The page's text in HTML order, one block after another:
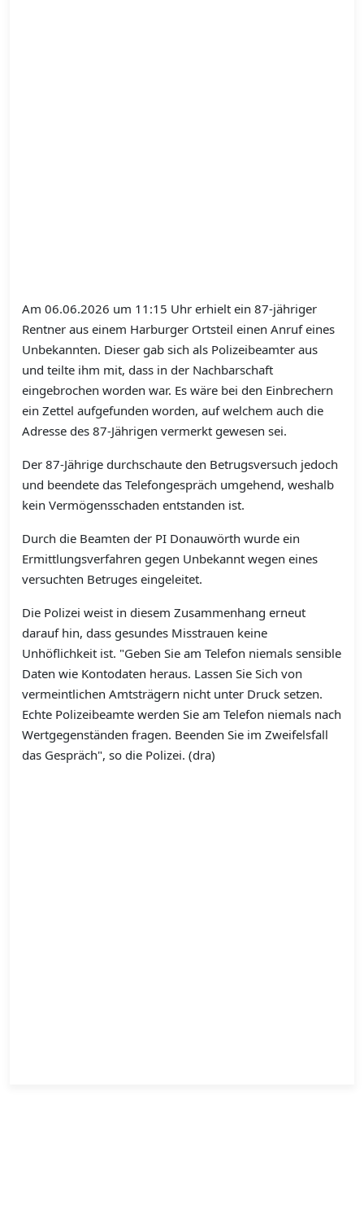
Am 06.06.2026 um 11:15 Uhr erhielt ein 87-jähriger
Rentner aus einem Harburger Ortsteil einen Anruf eines
Unbekannten. Dieser gab sich als Polizeibeamter aus
und teilte ihm mit, dass in der Nachbarschaft
eingebrochen worden war. Es wäre bei den Einbrechern
ein Zettel aufgefunden worden, auf welchem auch die
Adresse des 87-Jährigen vermerkt gewesen sei.
Der 87-Jährige durchschaute den Betrugsversuch jedoch
und beendete das Telefongespräch umgehend, weshalb
kein Vermögensschaden entstanden ist.
Durch die Beamten der PI Donauwörth wurde ein
Ermittlungsverfahren gegen Unbekannt wegen eines
versuchten Betruges eingeleitet.
Die Polizei weist in diesem Zusammenhang erneut
darauf hin, dass gesundes Misstrauen keine
Unhöflichkeit ist. "Geben Sie am Telefon niemals sensible
Daten wie Kontodaten heraus. Lassen Sie Sich von
vermeintlichen Amtsträgern nicht unter Druck setzen.
Echte Polizeibeamte werden Sie am Telefon niemals nach
Wertgegenständen fragen. Beenden Sie im Zweifelsfall
das Gespräch", so die Polizei. (dra)